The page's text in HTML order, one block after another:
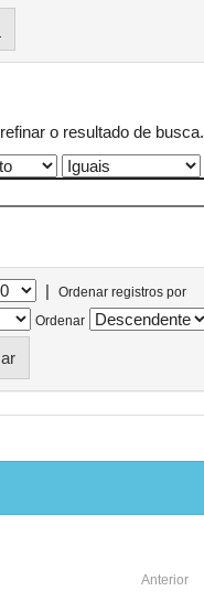
o resultado de busca.
|
Ordenar registros por
Ordenar
Anterior